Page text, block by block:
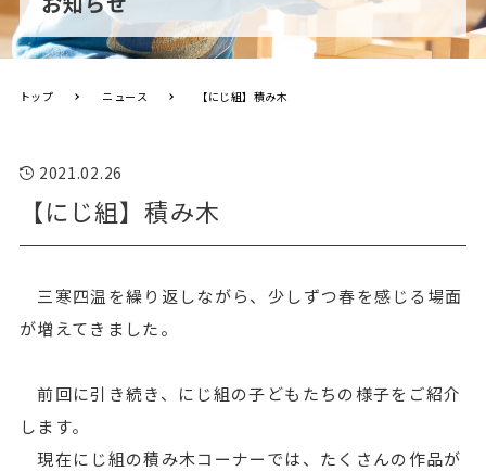
トップ ニュース 【にじ組】積み木
2021.02.26
【にじ組】積み木
三寒四温を繰り返しながら、少しずつ春を感じる場面
が増えてきました。
前回に引き続き、にじ組の子どもたちの様子をご紹介
します。
現在にじ組の積み木コーナーでは、たくさんの作品が